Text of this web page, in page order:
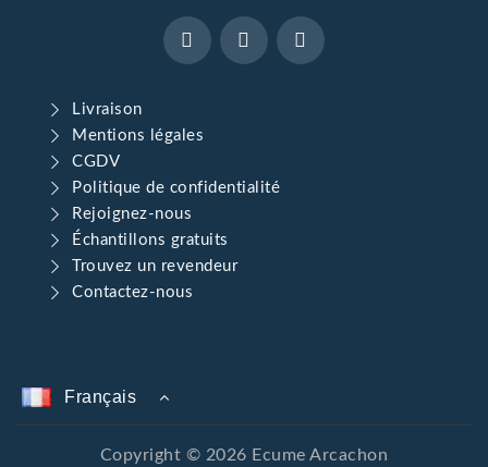
Livraison
Mentions légales
CGDV
Politique de confidentialité
Rejoignez-nous
Échantillons gratuits
Trouvez un revendeur
Contactez-nous
Français
Copyright © 2026 Ecume Arcachon